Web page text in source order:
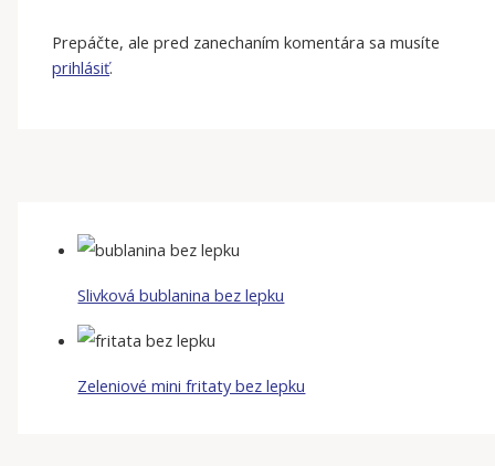
Prepáčte, ale pred zanechaním komentára sa musíte
prihlásiť.
Slivková bublanina bez lepku
Zeleniové mini fritaty bez lepku